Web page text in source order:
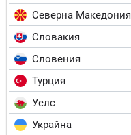
Северна Македония
Словакия
Словения
Турция
Уелс
Украйна